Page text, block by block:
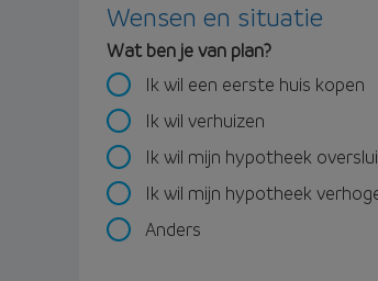
Wensen en situatie
Wat ben je van plan?
Ik wil een eerste huis kopen
Ik wil verhuizen
Ik wil mijn hypotheek
Ik wil mijn hypotheek
Anders